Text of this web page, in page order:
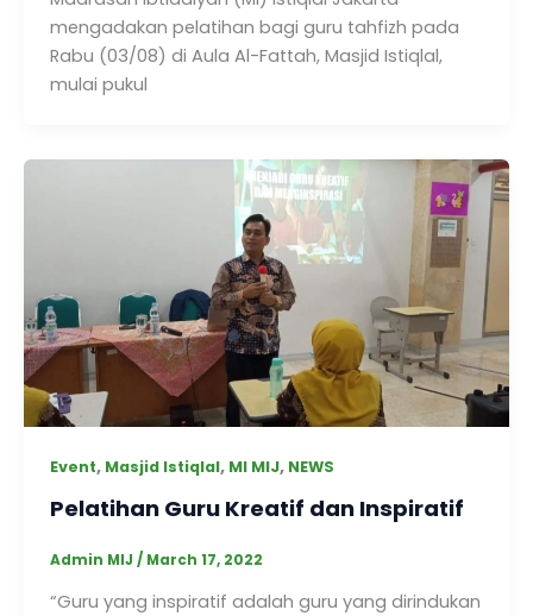
mengadakan pelatihan bagi guru tahfizh pada
Rabu (03/08) di Aula Al-Fattah, Masjid Istiqlal,
mulai pukul
Event, Masjid Istiqlal, MI MIJ, NEWS
Pelatihan Guru Kreatif dan Inspiratif
Admin MIJ / March 17, 2022
“Guru yang inspiratif adalah guru yang dirindukan